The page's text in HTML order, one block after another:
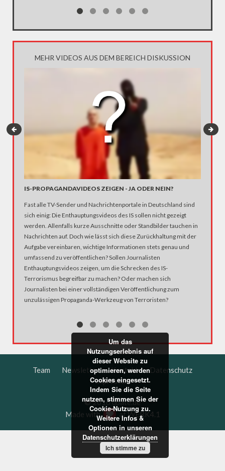
MEHR VIDEOS AUS DEM BEREICH DISKUSSION
IS-PROPAGANDAVIDEOS ZEIGEN - JA ODER NEIN?
Fast alle TV-Sender und Nachrichtenportale in Deutschland sind
sich einig: Die Enthauptungsvideos des IS sollen nicht gezeigt
werden. Allenfalls kurze Ausschnitte oder Standbilder tauchen in
Nachrichten auf. Doch wie lässt sich diese Zurückhaltung mit der
Aufgabe vereinbaren, wichtige Informationen stets genau und
umfassend zu veröffentlichen? Sollen Journalisten
Enthauptungsvideos zeigen, um die Schrecken des IS-
Terrorismus begreifbar zu machen? Oder machen sich
Journalisten bei einer vollständigen Veröffentlichung zum
unzulässigen Propaganda-Werkzeug von Terroristen?
Team Newsletter Kontakt
Datenschutz
Impressum
© 2016 dbate.de
Made with
atWERK4.1
Um das
Nutzungserlebnis auf
dieser Website zu
optimieren, werden
Cookies eingesetzt.
Indem Sie die Seite
nutzen, stimmen Sie der
Cookie-Nutzung zu.
Weitere Infos &
Optionen in unseren
Datenschutzerklärungen
Ich stimme zu